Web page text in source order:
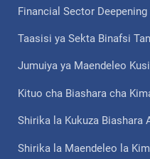
Financial Sector Deepening
Taasisi ya Sekta Binafsi
Jumuiya ya Maendeleo
Kituo cha Biashara cha
Shirika la Kukuza Biashara
Shirika la Maendeleo la